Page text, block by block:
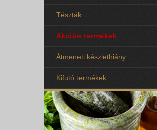
Tészták
Akciós termékek
Átmeneti készlethiány
Kifutó termékek